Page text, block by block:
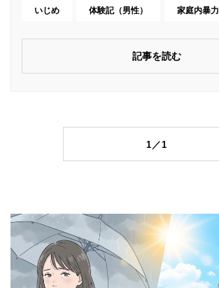
いじめ 体験記（男性） 家庭内暴力
記事を読む
1／1